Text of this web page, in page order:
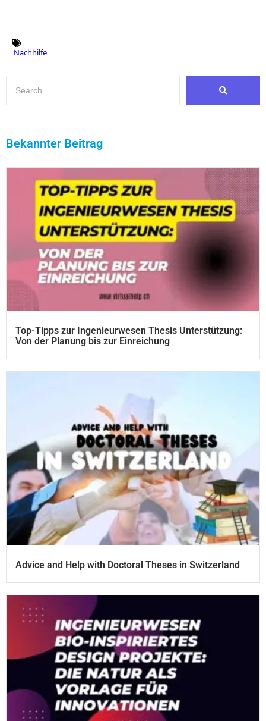
Nachhilfe
Bekannter Beitrag
Top-Tipps zur Ingenieurwesen Thesis Unterstützung:
Von der Planung bis zur Einreichung
Advice and Help with Doctoral Theses in Switzerland